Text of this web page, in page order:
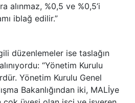
alınmaz, %0,5 ve %0,5’i
iblağ edilir.”
düzenlemeler ise taslağın
“Yönetim Kurulu
Yönetim Kurulu Genel
Bakanlığından iki, MALİye